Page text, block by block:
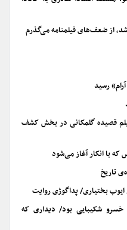
از ضعف‌های فیلمنامه می‌گذرم
رسید
قصیده گلمکانی در بخش کشف
با انکار آغاز می‌شود
تاریخ
ایوب بختیاری/ پداگوژی روایت
سالمرگ خسرو شکیبایی بود/ دیداری که